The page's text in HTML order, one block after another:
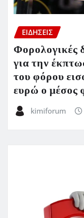
ΕΙΔΗΣΕΙΣ
Φορολογικές
για την
του φόρου
ευρώ ο μέσος
kimiforum